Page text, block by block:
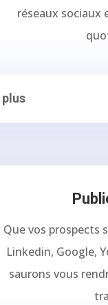
réseaux sociaux
plus
Que vos prospects
Linkedin, Google,
saurons vous